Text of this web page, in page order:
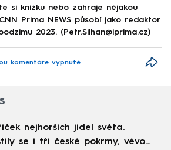
si knížku nebo zahraje nějakou
Prima NEWS působí jako redaktor
2023. (Petr.Silhan@iprima.cz)
komentáře vypnuté
nejhorších jídel světa.
se i tři české pokrmy, vévodí